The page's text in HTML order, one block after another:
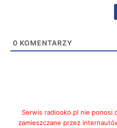
0 KOMENTARZY
Serwis radiooko.pl nie ponosi
zamieszczane przez